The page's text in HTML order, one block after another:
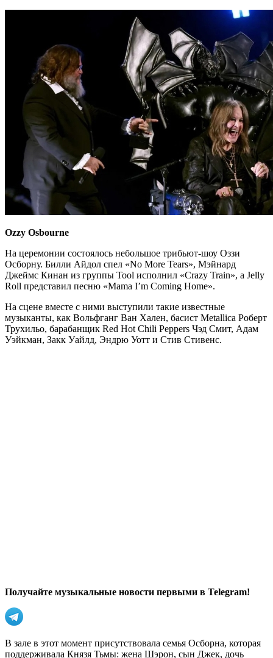
Ozzy Osbourne
На церемонии состоялось небольшое трибьют-шоу Оззи
Осборну. Билли Айдол спел «No More Tears», Мэйнард
Джеймс Кинан из группы Tool исполнил «Crazy Train», а Jelly
Roll представил песню «Mama I’m Coming Home».
На сцене вместе с ними выступили такие известные
музыканты, как Вольфганг Ван Хален, басист Metallica Роберт
Трухильо, барабанщик Red Hot Chili Peppers Чэд Смит, Адам
Уэйкман, Закк Уайлд, Эндрю Уотт и Стив Стивенс.
Получайте музыкальные новости первыми в Telegram!
В зале в этот момент присутствовала семья Осборна, которая
поддерживала Князя Тьмы: жена Шэрон, сын Джек, дочь